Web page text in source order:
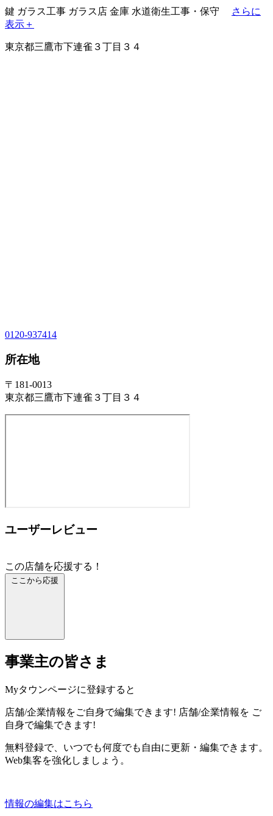
鍵 ガラス工事 ガラス店 金庫 水道衛生工事・保守
さらに
表示＋
東京都三鷹市下連雀３丁目３４
0120-937414
所在地
〒181-0013
東京都三鷹市下連雀３丁目３４
ユーザーレビュー
この店舗を応援する！
ここから応援
事業主の皆さま
Myタウンページに登録すると
店舗/企業情報をご自身で編集できます! 店舗/企業情報を ご
自身で編集できます!
無料登録で、いつでも何度でも自由に更新・編集できます。
Web集客を強化しましょう。
情報の編集はこちら